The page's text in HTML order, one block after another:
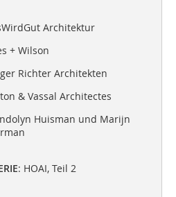
Architektur
+ Wilson
Richter Architekten
& Vassal Architectes
Huisman und Marijn
: HOAI, Teil 2